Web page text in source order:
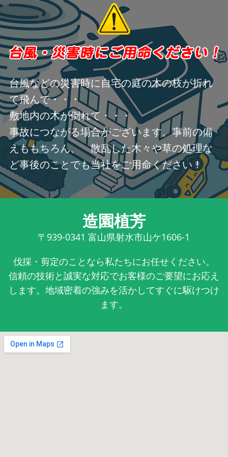
台風などの災害時に自宅の庭の木の枝が折れ
て飛んで・・・
敷地内の木が倒れて・・・
事故につながる場合がございます。事前の備
えももちろん、 散乱した木々や草の処理な
ど事後のことでも当社をご用命ください！
造園植芳
〒939-0341 富山県射水市山ケ1606-1
伐採・剪定のことなら私たちにお任せください。
信頼の技術と誠実な対応でお客様のご要望にお応え
します。地域密着の強みを活かしてすぐに駆けつけ
ます。